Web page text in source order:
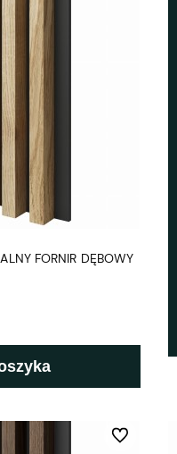
FORNIR DĘBOWY
Do ulubionych